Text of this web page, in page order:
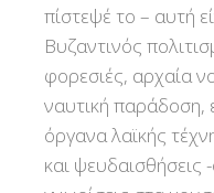
πίστεψέ το – αυτή
Βυζαντινός
φορεσιές, αρχαία
ναυτική παράδοση,
όργανα λαϊκής
και